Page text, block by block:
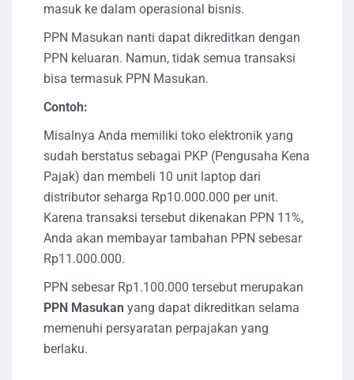
masuk ke dalam operasional bisnis.
PPN Masukan nanti dapat dikreditkan dengan
PPN keluaran. Namun, tidak semua transaksi
bisa termasuk PPN Masukan.
Contoh:
Misalnya Anda memiliki toko elektronik yang
sudah berstatus sebagai PKP (Pengusaha Kena
Pajak) dan membeli 10 unit laptop dari
distributor seharga Rp10.000.000 per unit.
Karena transaksi tersebut dikenakan PPN 11%,
Anda akan membayar tambahan PPN sebesar
Rp11.000.000.
PPN sebesar Rp1.100.000 tersebut merupakan
PPN Masukan yang dapat dikreditkan selama
memenuhi persyaratan perpajakan yang
berlaku.